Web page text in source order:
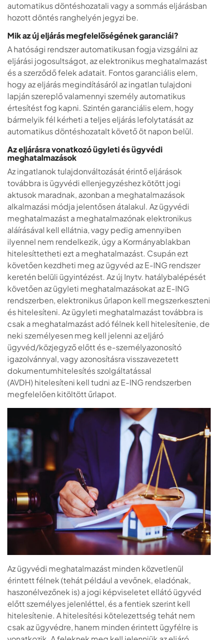
automatikus döntéshozatali vagy a sommás eljárásban
hozott döntés ranghelyén jegyzi be.
Mik az új eljárás megfelelőségének garanciái?
A hatósági rendszer automatikusan fogja vizsgálni az
eljárási jogosultságot, az elektronikus meghatalmazást
és a szerződő felek adatait. Fontos garanciális elem,
hogy az eljárás megindításáról az ingatlan tulajdoni
lapján szereplő valamennyi személy automatikus
értesítést fog kapni. Szintén garanciális elem, hogy
bármelyik fél kérheti a teljes eljárás lefolytatását az
automatikus döntéshozatalt követő öt napon belül.
Az eljárásra vonatkozó ügyleti és ügyvédi
meghatalmazások
Az ingatlanok tulajdonváltozását érintő eljárások
továbbra is ügyvédi ellenjegyzéshez kötött jogi
aktusok maradnak, azonban a meghatalmazások
alkalmazási módja jelentősen átalakul. Az ügyvédi
meghatalmazást a meghatalmazónak elektronikus
aláírásával kell ellátnia, vagy pedig amennyiben
ilyennel nem rendelkezik, úgy a Kormányablakban
hitelesíttetheti ezt a meghatalmazást. Csupán ezt
követően kezdheti meg az ügyvéd az E-ING rendszer
keretén belüli ügyintézést. Az új Inytv. hatálybalépését
követően az ügyleti meghatalmazásokat az E-ING
rendszerben, elektronikus űrlapon kell megszerkeszteni
és hitelesíteni. Az ügyleti meghatalmazást továbbra is
csak a meghatalmazást adó félnek kell hitelesítenie, de
neki személyesen meg kell jelenni az eljáró
ügyvéd/közjegyző előtt és e-személyazonosító
igazolvánnyal, vagy azonosításra visszavezetett
dokumentumhitelesítés szolgáltatással
(AVDH) hitelesíteni kell tudni az E-ING rendszerben
megfelelően kitöltött űrlapot.
Az ügyvédi meghatalmazást minden közvetlenül
érintett félnek (tehát például a vevőnek, eladónak,
haszonélvezőnek is) a jogi képviseletet ellátó ügyvéd
előtt személyes jelenléttel, és a fentiek szerint kell
hitelesítenie. A hitelesítési kötelezettség tehát nem
csak az ügyvédre, hanem minden érintett ügyfélre is